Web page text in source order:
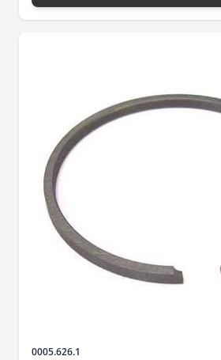
Sku
0005.626.1